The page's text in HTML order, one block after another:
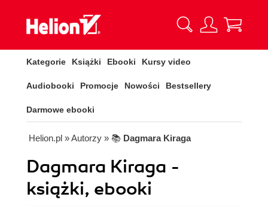
Kategorie Książki Ebooki Kursy video
Audiobooki Promocje Nowości Bestsellery
Darmowe ebooki
Helion.pl » Autorzy » 📚 Dagmara Kiraga
Dagmara Kiraga -
książki, ebooki